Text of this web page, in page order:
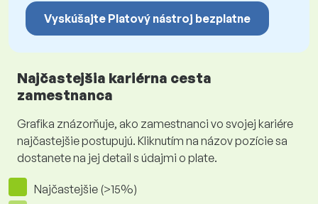
Vyskúšajte Platový nástroj bezplatne
Najčastejšia kariérna cesta
zamestnanca
Grafika znázorňuje, ako zamestnanci vo svojej kariére
najčastejšie postupujú. Kliknutím na názov pozície sa
dostanete na jej detail s údajmi o plate.
Najčastejšie (>15%)